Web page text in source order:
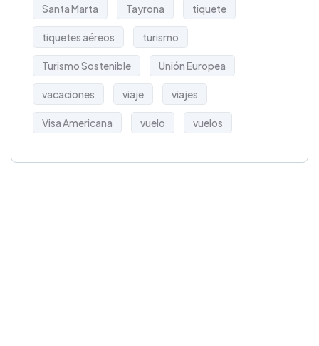
Santa Marta Tayrona tiquete
tiquetes aéreos turismo
Turismo Sostenible Unión Europea
vacaciones viaje viajes
Visa Americana vuelo vuelos